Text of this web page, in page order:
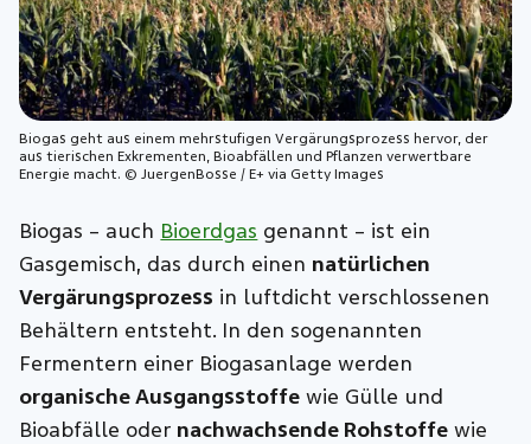
Biogas geht aus einem mehrstufigen Vergärungsprozess hervor, der
aus tierischen Exkrementen, Bioabfällen und Pflanzen verwertbare
Energie macht. © JuergenBosse / E+ via Getty Images
Biogas – auch Bioerdgas genannt – ist ein
Gasgemisch, das durch einen natürlichen
Vergärungsprozess in luftdicht verschlossenen
Behältern entsteht. In den sogenannten
Fermentern einer Biogasanlage werden
organische Ausgangsstoffe wie Gülle und
Bioabfälle oder nachwachsende Rohstoffe wie